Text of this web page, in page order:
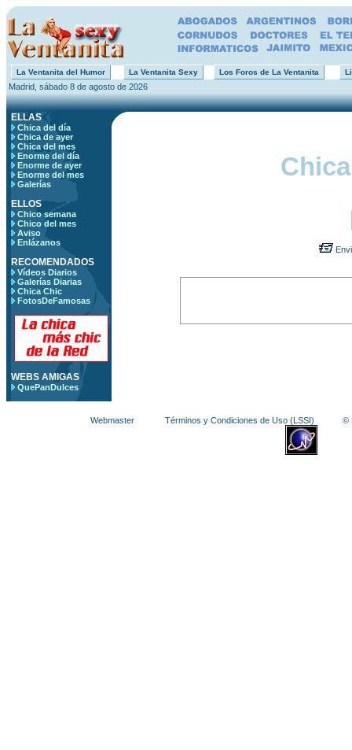
La Ventanita del Humor La Ventanita Sexy Los Foros de La Ventanita
Madrid, sábado 8 de agosto de 2026
ELLAS
Chica del día
Chica de ayer
Chica del mes
Enorme del día
Enorme de ayer
Enorme del mes
Galerías
ELLOS
Chico semana
Chico del mes
Aviso
Enlázanos
RECOMENDADOS
Vídeos Diarios
Galerías Diarias
Chica Chic
FotosDeFamosas
WEBS AMIGAS
QuePanDulces
Webmaster Términos y Condiciones de Uso (LSSI) © La